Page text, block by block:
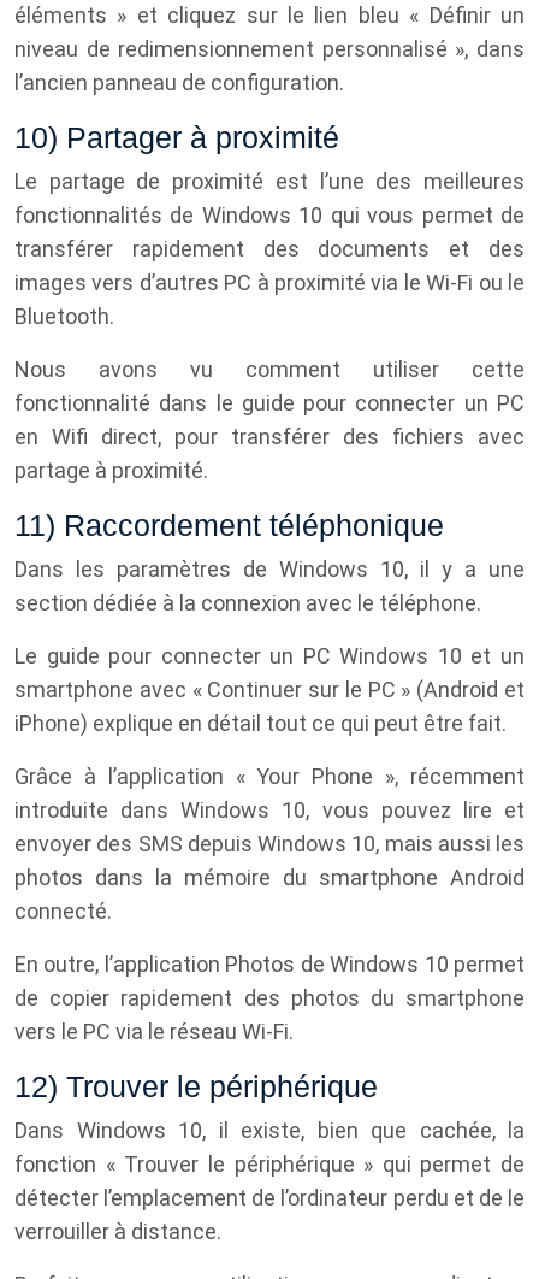
éléments » et cliquez sur le lien bleu « Définir un
niveau de redimensionnement personnalisé », dans
l’ancien panneau de configuration.
10) Partager à proximité
Le partage de proximité est l’une des meilleures
fonctionnalités de Windows 10 qui vous permet de
transférer rapidement des documents et des
images vers d’autres PC à proximité via le Wi-Fi ou le
Bluetooth.
Nous avons vu comment utiliser cette
fonctionnalité dans le guide pour connecter un PC
en Wifi direct, pour transférer des fichiers avec
partage à proximité.
11) Raccordement téléphonique
Dans les paramètres de Windows 10, il y a une
section dédiée à la connexion avec le téléphone.
Le guide pour connecter un PC Windows 10 et un
smartphone avec « Continuer sur le PC » (Android et
iPhone) explique en détail tout ce qui peut être fait.
Grâce à l’application « Your Phone », récemment
introduite dans Windows 10, vous pouvez lire et
envoyer des SMS depuis Windows 10, mais aussi les
photos dans la mémoire du smartphone Android
connecté.
En outre, l’application Photos de Windows 10 permet
de copier rapidement des photos du smartphone
vers le PC via le réseau Wi-Fi.
12) Trouver le périphérique
Dans Windows 10, il existe, bien que cachée, la
fonction « Trouver le périphérique » qui permet de
détecter l’emplacement de l’ordinateur perdu et de le
verrouiller à distance.